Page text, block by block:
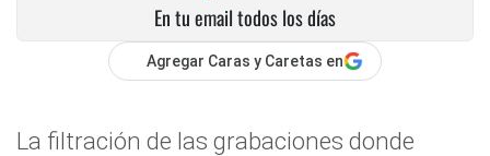
En tu email todos los días
Agregar Caras y Caretas en
La filtración de las grabaciones donde